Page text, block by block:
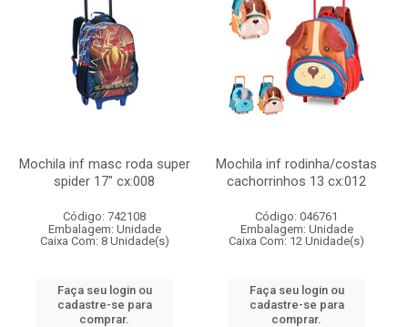
Mochila inf masc roda super
spider 17" cx:008
Código: 742108
Embalagem: Unidade
Caixa Com: 8 Unidade(s)
Faça seu login ou
cadastre-se para
comprar.
Mochila inf rodinha/costas
cachorrinhos 13 cx:012
Código: 046761
Embalagem: Unidade
Caixa Com: 12 Unidade(s)
Faça seu login ou
cadastre-se para
comprar.